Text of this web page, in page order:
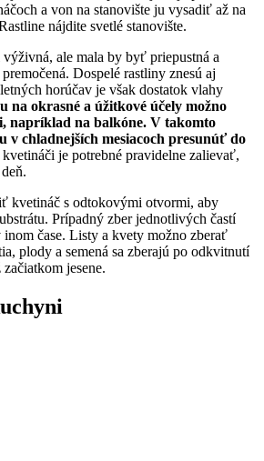
a von na stanovište ju vysadiť až na
nájdite svetlé stanovište.
ale mala by byť priepustná a
Dospelé rastliny znesú aj
horúčav je však dostatok vlahy
na okrasné a úžitkové účely možno
napríklad na balkóne. V takomto
v chladnejších mesiacoch presunúť do
je potrebné pravidelne zalievať,
kvetináč s odtokovými otvormi, aby
Prípadný zber jednotlivých častí
čase. Listy a kvety možno zberať
plody a semená sa zberajú po odkvitnutí
jesene.